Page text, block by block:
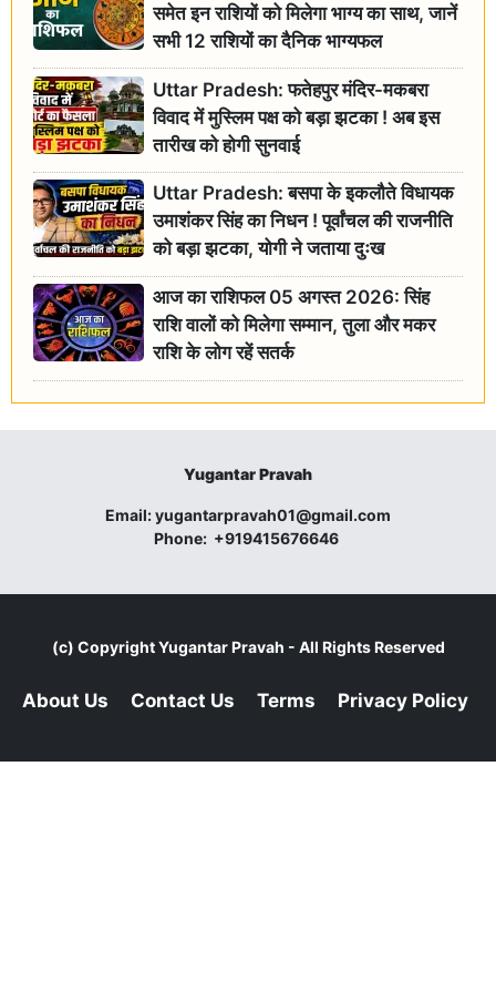
समेत इन राशियों को मिलेगा भाग्य का साथ, जानें
सभी 12 राशियों का दैनिक भाग्यफल
Uttar Pradesh: फतेहपुर मंदिर-मकबरा
विवाद में मुस्लिम पक्ष को बड़ा झटका ! अब इस
तारीख को होगी सुनवाई
Uttar Pradesh: बसपा के इकलौते विधायक
उमाशंकर सिंह का निधन ! पूर्वांचल की राजनीति
को बड़ा झटका, योगी ने जताया दुःख
आज का राशिफल 05 अगस्त 2026: सिंह
राशि वालों को मिलेगा सम्मान, तुला और मकर
राशि के लोग रहें सतर्क
Yugantar Pravah
Email:yugantarpravah01@gmail.com
Phone: +919415676646
(c) CopyrightYugantar Pravah - All Rights Reserved
About Us Contact Us Terms Privacy Policy